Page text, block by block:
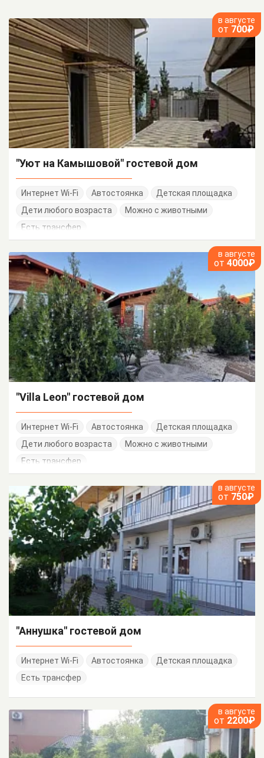
в августе
от 700₽
"Уют на Камышовой" гостевой дом
Интернет Wi-Fi Автостоянка
Детская площадка
Дети любого возраста
Можно с животными
Есть трансфер
в августе
от 4000₽
"Villa Leon" гостевой дом
Интернет Wi-Fi Автостоянка
Детская площадка
Дети любого возраста
Можно с животными
Есть трансфер
в августе
от 750₽
"Аннушка" гостевой дом
Интернет Wi-Fi Автостоянка
Детская площадка
Есть трансфер
в августе
от 2200₽